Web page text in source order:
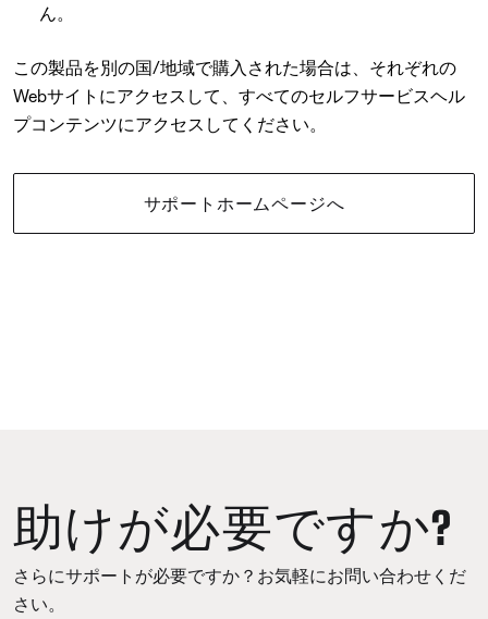
ん。
この製品を別の国/地域で購入された場合は、それぞれの
Webサイトにアクセスして、すべてのセルフサービスヘル
プコンテンツにアクセスしてください。
サポートホームページへ
助けが必要ですか?
さらにサポートが必要ですか？お気軽にお問い合わせくだ
さい。